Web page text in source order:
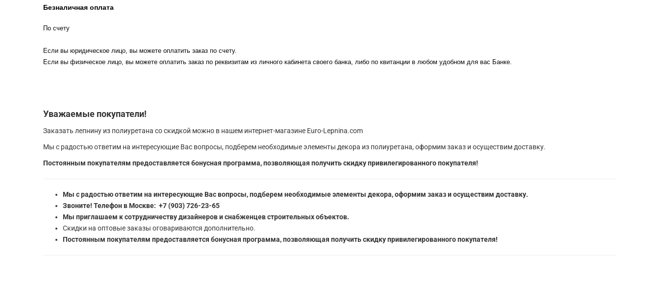
Безналичная оплата
По счету
Если вы юридическое лицо, вы можете оплатить заказ по счету.
Если вы физическое лицо, вы можете оплатить заказ по реквизитам из личного кабинета своего банка, либо по квитанции в любом удобном для вас Банке.
Уважаемые покупатели!
Заказать лепнину из полиуретана со скидкой можно в нашем интернет-магазине Euro-Lepnina.com
Мы с радостью ответим на интересующие Вас вопросы, подберем необходимые элементы декора из полиуретана, оформим заказ и осуществим доставку.
Постоянным покупателям предоставляется бонусная программа, позволяющая получить скидку привилегированного покупателя!
Мы с радостью ответим на интересующие Вас вопросы, подберем необходимые элементы декора, оформим заказ и осуществим доставку.
Звоните! Телефон в Москве: +7 (903) 726-23-65
Мы приглашаем к сотрудничеству дизайнеров и снабженцев строительных объектов.
Скидки на оптовые заказы оговариваются дополнительно.
Постоянным покупателям предоставляется бонусная программа, позволяющая получить скидку привилегированного покупателя!